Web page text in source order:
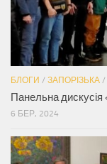
БЛОГИ / ЗАПОРІЗЬКА /
Панельна
6 БЕР, 2024